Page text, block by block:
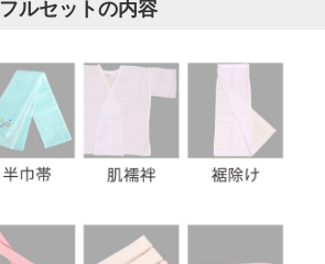
フルセットの内容